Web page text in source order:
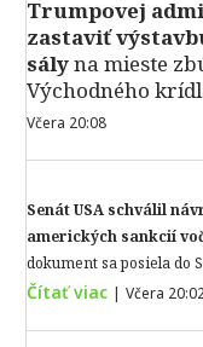
Trumpovej
zastaviť
sályna mieste
Východného
Včera 20:08
Senát USA schválil
amerických sankcií
dokument sa posiela do
Čítať viac | Včera